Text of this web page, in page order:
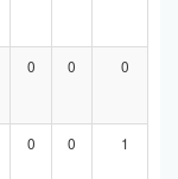
0 0 0
0 0 1